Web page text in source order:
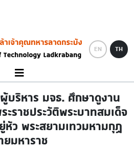
EN TH
บริหาร มจธ. ศึกษาดูงาน
ราชประวัติพระบาทสมเด็จ
หัว พระสยามเทวมหามกุฏ
ยมหาราช